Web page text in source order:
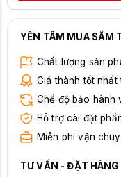
YÊN TÂM MUA SẮM
Chất lượng sản
Giá thành tốt nhất
Chế độ bảo hành
Hỗ trợ cài đặt
Miễn phí vận
TƯ VẤN - ĐẶT HÀNG